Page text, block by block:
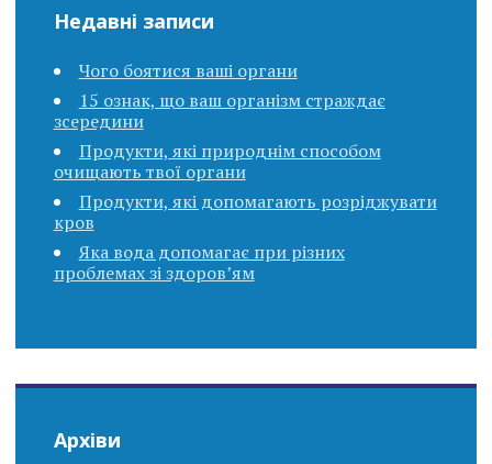
Недавні записи
Чого боятися ваші органи
15 ознак, що ваш організм страждає
зсередини
Продукти, які природнім способом
очищають твої органи
Продукти, які допомагають розріджувати
кров
Яка вода допомагає при різних
проблемах зі здоров’ям
Архіви